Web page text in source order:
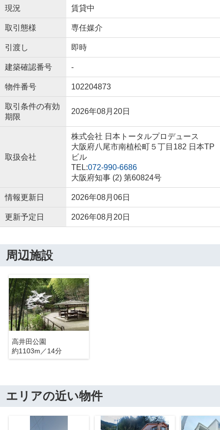
現況 賃貸中
取引態様 専任媒介
引渡し 即時
建築確認番号 -
物件番号 102204873
取引条件の有効
期限
2026年08月20日
取扱会社
株式会社 日本トータルプロデュース
大阪府八尾市南植松町５丁目182 日本TP
ビル
TEL:072-990-6686
大阪府知事 (2) 第60824号
情報更新日 2026年08月06日
更新予定日 2026年08月20日
周辺施設
高井田公園
約1103m／14分
エリアの近い物件